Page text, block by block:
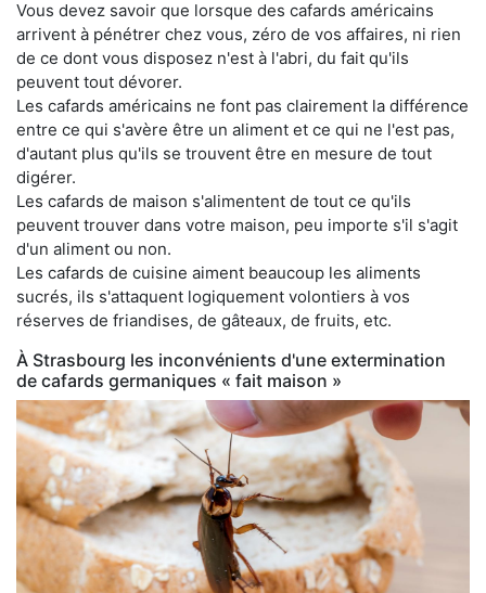
Vous devez savoir que lorsque des cafards américains
arrivent à pénétrer chez vous, zéro de vos affaires, ni rien
de ce dont vous disposez n'est à l'abri, du fait qu'ils
peuvent tout dévorer.
Les cafards américains ne font pas clairement la différence
entre ce qui s'avère être un aliment et ce qui ne l'est pas,
d'autant plus qu'ils se trouvent être en mesure de tout
digérer.
Les cafards de maison s'alimentent de tout ce qu'ils
peuvent trouver dans votre maison, peu importe s'il s'agit
d'un aliment ou non.
Les cafards de cuisine aiment beaucoup les aliments
sucrés, ils s'attaquent logiquement volontiers à vos
réserves de friandises, de gâteaux, de fruits, etc.
À Strasbourg les inconvénients d'une extermination
de cafards germaniques « fait maison »